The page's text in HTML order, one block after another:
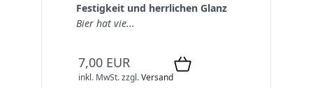
Festigkeit und herrlichen Glanz
Bier hat vie...
7,00 EUR
inkl. MwSt.zzgl.Versand